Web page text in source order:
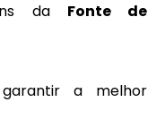
da Fonte de
a melhor